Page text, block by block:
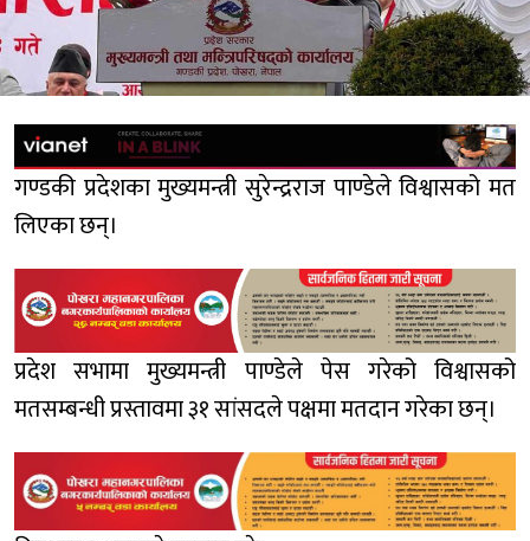
गण्डकी प्रदेशका मुख्यमन्त्री सुरेन्द्रराज पाण्डेले विश्वासको मत
लिएका छन्।
प्रदेश सभामा मुख्यमन्त्री पाण्डेले पेस गरेको विश्वासको
मतसम्बन्धी प्रस्तावमा ३१ सांसदले पक्षमा मतदान गरेका छन्।